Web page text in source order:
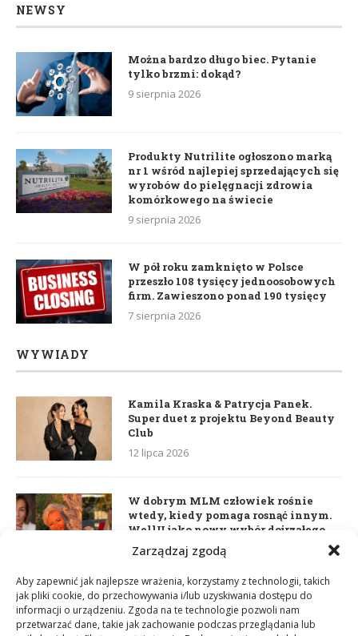
Zarządzaj zgodą
Aby zapewnić jak najlepsze wrażenia, korzystamy z technologii, takich
jak pliki cookie, do przechowywania i/lub uzyskiwania dostępu do
informacji o urządzeniu. Zgoda na te technologie pozwoli nam
przetwarzać dane, takie jak zachowanie podczas przeglądania lub
NEWSY
Można bardzo długo biec. Pytanie
tylko brzmi: dokąd?
9 sierpnia 2026
Produkty Nutrilite ogłoszono marką
nr 1 wśród najlepiej sprzedających się
wyrobów do pielęgnacji zdrowia
komórkowego na świecie
9 sierpnia 2026
W pół roku zamknięto w Polsce
przeszło 108 tysięcy jednoosobowych
firm. Zawieszono ponad 190 tysięcy
7 sierpnia 2026
WYWIADY
Kamila Kraska & Patrycja Panek.
Super duet z projektu Beyond Beauty
Club
12 lipca 2026
W dobrym MLM człowiek rośnie
wtedy, kiedy pomaga rosnąć innym.
WellU jako nowy wybór dojrzałego
lidera
Daria Dudzik. Kocham Cię
17 kwietnia 2026